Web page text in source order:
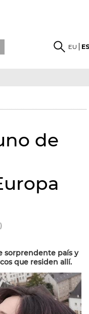
EU
de
sorprendente país y
que residen allí.